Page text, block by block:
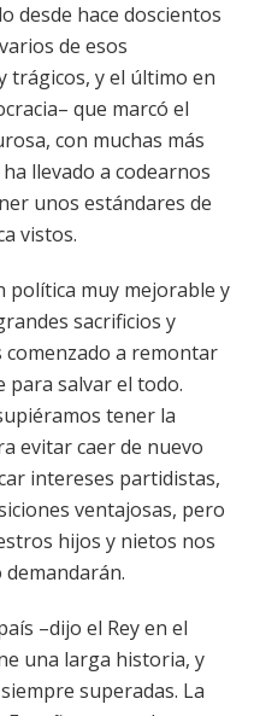
desde hace doscientos
de esos
trágicos, y el último en
que marcó el
con muchas más
llevado a codearnos
unos estándares de
vistos.
política muy mejorable y
sacrificios y
a remontar
para salvar el todo.
tener la
evitar caer de nuevo
intereses partidistas,
ventajosas, pero
hijos y nietos nos
demandarán.
–dijo el Rey en el
una larga historia, y
superadas. La